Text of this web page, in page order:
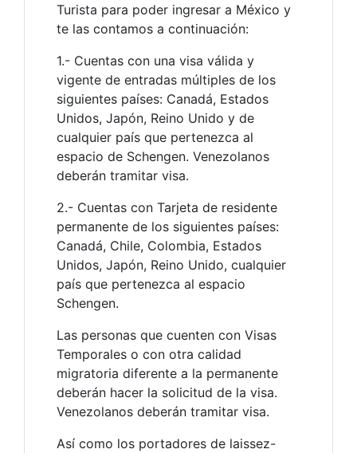
Turista para poder ingresar a México y
te las contamos a continuación:
1.- Cuentas con una visa válida y
vigente de entradas múltiples de los
siguientes países: Canadá, Estados
Unidos, Japón, Reino Unido y de
cualquier país que pertenezca al
espacio de Schengen. Venezolanos
deberán tramitar visa.
2.- Cuentas con Tarjeta de residente
permanente de los siguientes países:
Canadá, Chile, Colombia, Estados
Unidos, Japón, Reino Unido, cualquier
país que pertenezca al espacio
Schengen.
Las personas que cuenten con Visas
Temporales o con otra calidad
migratoria diferente a la permanente
deberán hacer la solicitud de la visa.
Venezolanos deberán tramitar visa.
Así como los portadores de laissez-